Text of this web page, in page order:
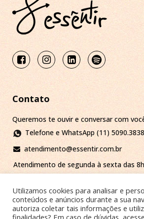
Contato
Queremos te ouvir e conversar com
Telefone e WhatsApp (11) 5090.3838
atendimento@essentir.com.br
Atendimento de segunda à sexta das
Termos de Uso |Política de
Utilizamos cookies para analisar e
conteúdos e anúncios durante a sua
autoriza coletar tais informações e
finalidades? Em caso de dúvidas,